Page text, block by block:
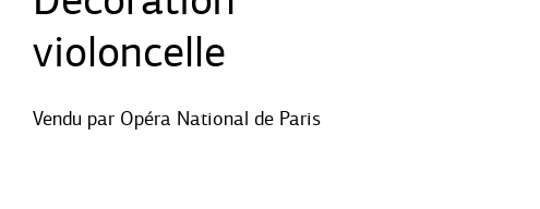
violoncelle
Vendu par Opéra National de Paris